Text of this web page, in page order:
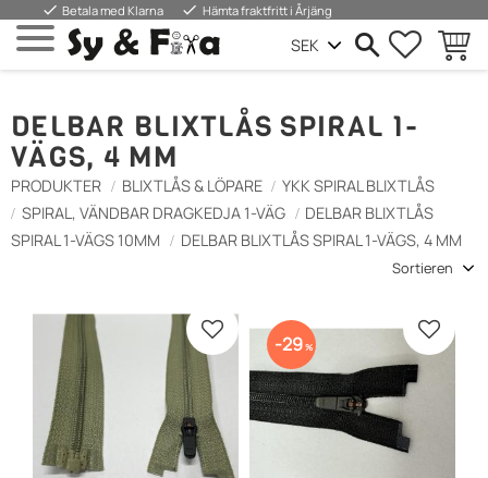
Menü
done Betala med Klarna done Hämta fraktfritt i Årjäng
DELBAR BLIXTLÅS SPIRAL 1-
VÄGS, 4 MM
PRODUKTER BLIXTLÅS & LÖPARE
YKK SPIRAL BLIXTLÅS
SPIRAL, VÄNDBAR DRAGKEDJA 1-VÄG
DELBAR BLIXTLÅS
SPIRAL 1-VÄGS 10MM
DELBAR BLIXTLÅS SPIRAL 1-VÄGS, 4 MM
Sortierung auswählen
Zu Favoriten hinzufügen
29% Zu